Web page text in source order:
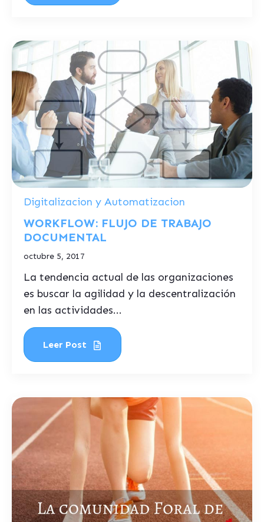
Digitalizacion y Automatizacion
WORKFLOW: FLUJO DE TRABAJO
DOCUMENTAL
octubre 5, 2017
La tendencia actual de las organizaciones
es buscar la agilidad y la descentralización
en las actividades...
Leer Post